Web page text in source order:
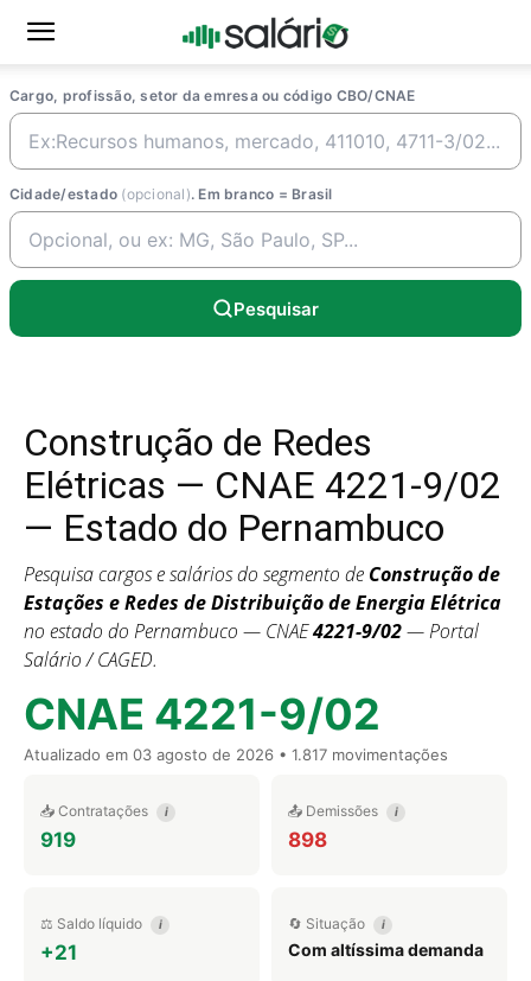
Cargo, profissão, setor da emresa ou código CBO/CNAE
Cidade/estado (opcional). Em branco = Brasil
Pesquisar
Construção de Redes
Elétricas — CNAE 4221-9/02
— Estado do Pernambuco
Pesquisa cargos e salários do segmento de Construção de
Estações e Redes de Distribuição de Energia Elétrica
no estado do Pernambuco — CNAE4221-9/02— Portal
Salário / CAGED.
CNAE 4221-9/02
Atualizado em 03 agosto de 2026 • 1.817 movimentações
📥 Contratações i
919
📤 Demissões i
898
⚖️ Saldo líquido i
+21
🔄 Situação i
Com altíssima demanda